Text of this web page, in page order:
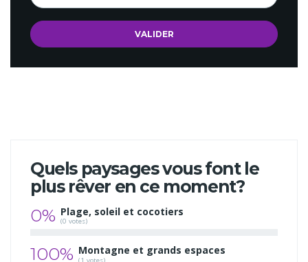
Quels paysages vous font le
plus rêver en ce moment?
0% Plage, soleil et cocotiers
(0 votes)
100% Montagne et grands espaces